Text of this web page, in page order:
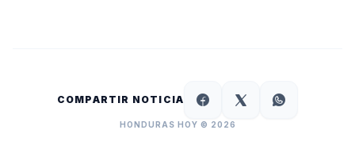
COMPARTIR NOTICIA
HONDURAS HOY © 2026